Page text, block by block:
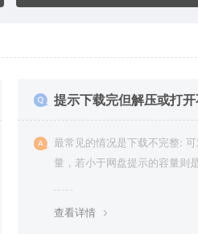
提示下载完但解压或打开
最常见的情况是下载不完整:
量，若小于网盘提示的容量则
查看详情